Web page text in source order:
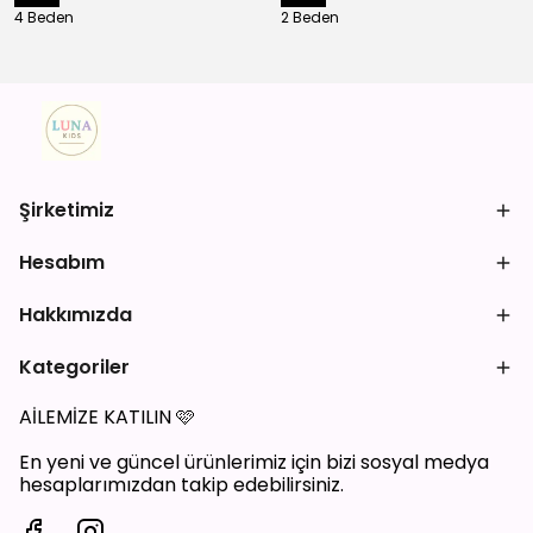
4 Beden 2 Beden
Şirketimiz
Hesabım
Hakkımızda
Kategoriler
AİLEMİZE KATILIN🩷
En yeni ve güncel ürünlerimiz için bizi sosyal medya
hesaplarımızdan takip edebilirsiniz.